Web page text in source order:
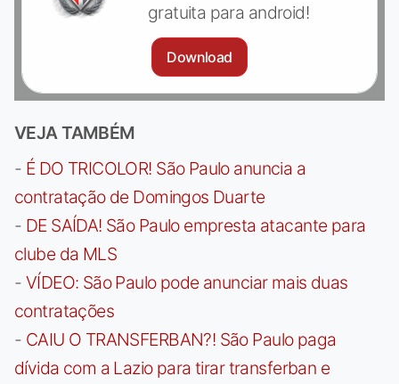
gratuita para android!
Download
VEJA TAMBÉM
- É DO TRICOLOR! São Paulo anuncia a
contratação de Domingos Duarte
- DE SAÍDA! São Paulo empresta atacante para
clube da MLS
- VÍDEO: São Paulo pode anunciar mais duas
contratações
- CAIU O TRANSFERBAN?! São Paulo paga
dívida com a Lazio para tirar transferban e